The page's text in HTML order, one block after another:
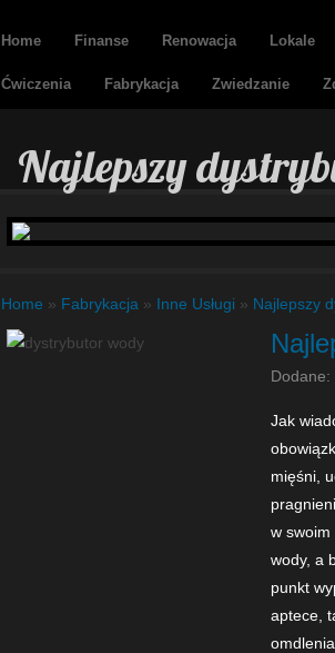
Home Finanse Renowacja Lokale
Ćwiczenia Fabrykacja Zwiedzanie
Najlepszy
Home » Fabrykacja » Inne Usługi » Najlepszy
Jak
mięśni,
w swoim
wody, a
punkt
aptece,